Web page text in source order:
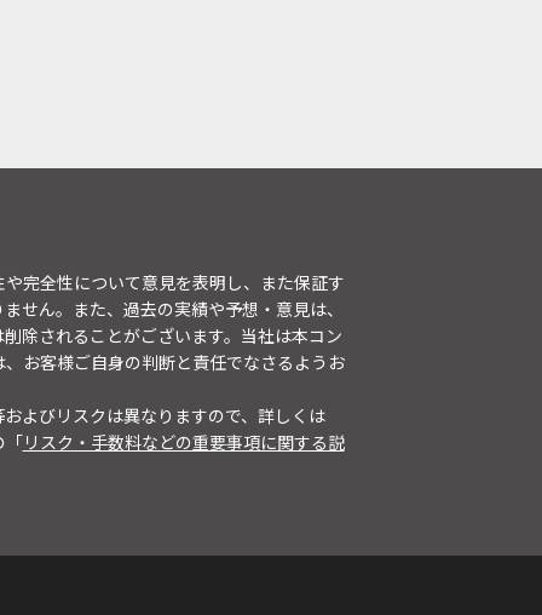
完全性について意見を表明し、また保証す
せん。また、過去の実績や予想・意見は、
除されることがございます。当社は本コン
お客様ご自身の判断と責任でなさるようお
よびリスクは異なりますので、詳しくは
「リスク・手数料などの重要事項に関する説